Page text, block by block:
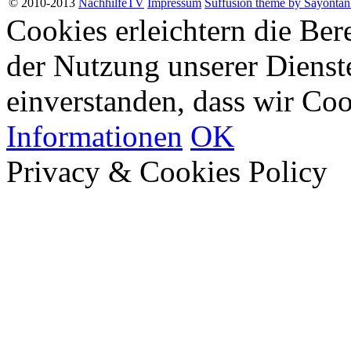
Cookies erleichtern die
der Nutzung unserer
einverstanden, dass wir
Informationen OK
Privacy & Cookies Policy